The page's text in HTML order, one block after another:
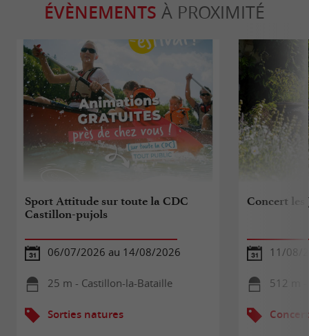
ÉVÈNEMENTS À PROXIMITÉ
Sport Attitude sur toute la CDC
Castillon-pujols
06/07/2026 au 14/08/2026
25 m - Castillon-la-Bataille
Sorties natures
Concert les
11/08/
512 m